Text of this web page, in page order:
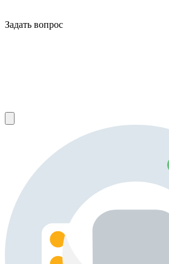
Задать вопрос